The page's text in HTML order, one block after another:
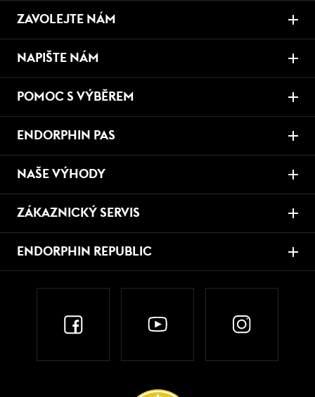
ZAVOLEJTE NÁM
NAPIŠTE NÁM
POMOC S VÝBĚREM
ENDORPHIN PAS
NAŠE VÝHODY
ZÁKAZNICKÝ SERVIS
ENDORPHIN REPUBLIC